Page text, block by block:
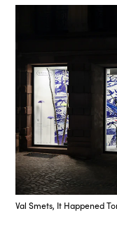
Val Smets, It Happened